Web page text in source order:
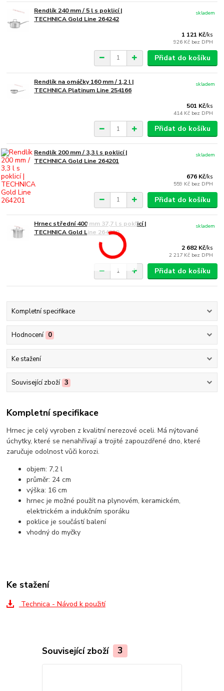
Rendlík 240 mm / 5 l s poklicí |
TECHNICA Gold Line 264242
1 121 Kč/ks
926 Kč bez DPH
skladem
Přidat do košíku
Rendlík na omáčky 160 mm / 1,2 l |
TECHNICA Platinum Line 254166
501 Kč/ks
414 Kč bez DPH
skladem
Přidat do košíku
Rendlík 200 mm / 3,3 l s poklicí |
TECHNICA Gold Line 264201
676 Kč/ks
559 Kč bez DPH
skladem
Přidat do košíku
Hrnec střední 400 mm 37,7 l s poklicí |
TECHNICA Gold Line 264030
2 682 Kč/ks
2 217 Kč bez DPH
skladem
Přidat do košíku
Kompletní specifikace
Hodnocení 0
Ke stažení
Související zboží 3
Kompletní specifikace
Hrnec je celý vyroben z kvalitní nerezové oceli. Má nýtované
úchytky, které se nenahřívají a trojité zapouzdřené dno, které
zaručuje odolnost vůči korozi.
objem: 7,2 l
průměr: 24 cm
výška: 16 cm
hrnec je možné použít na plynovém, keramickém,
elektrickém a indukčním sporáku
poklice je součástí balení
vhodný do myčky
Ke stažení
Technica - Návod k použití
Související zboží 3